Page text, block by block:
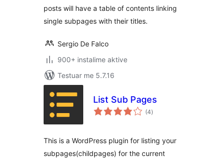
posts will have a table of contents linking
single subpages with their titles.
Sergio De Falco
900+ instalime aktive
Testuar me 5.7.16
List Sub Pages
(4vlerësime
gjithsej
)
This is a WordPress plugin for listing your
subpages(childpages) for the current